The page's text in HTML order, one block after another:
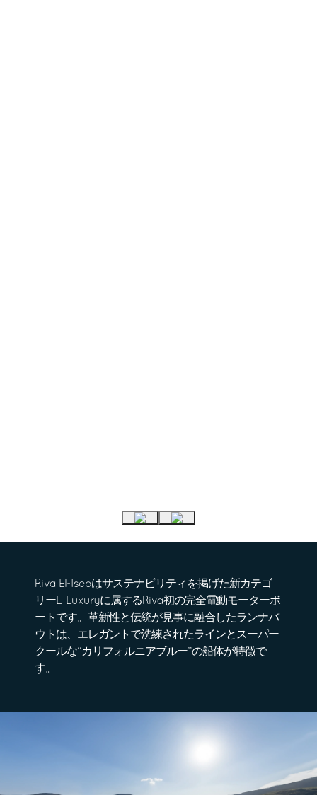
Riva El-Iseoはサステナビリティを掲げた新カテゴ
リーE-Luxuryに属するRiva初の完全電動モーターボ
ートです。革新性と伝統が見事に融合したランナバ
ウトは、エレガントで洗練されたラインとスーパー
クールな“カリフォルニアブルー”の船体が特徴で
す。